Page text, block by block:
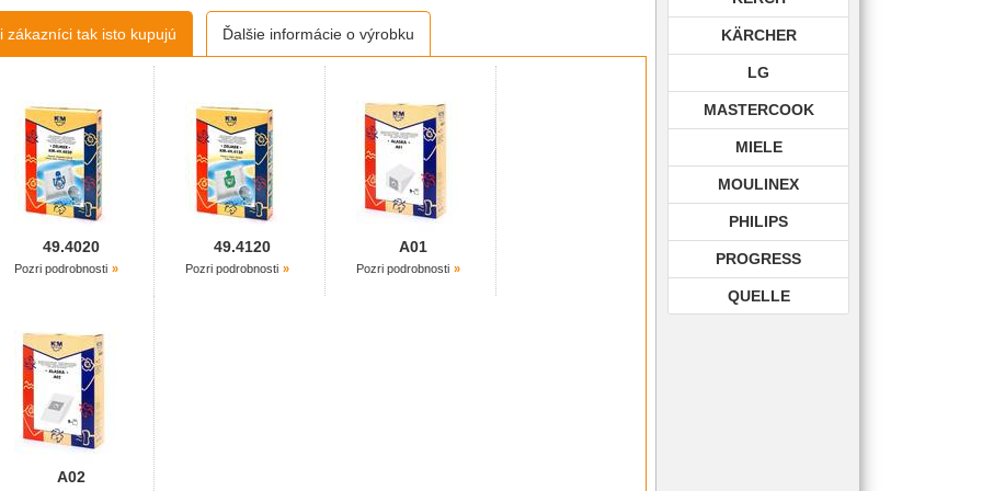
zákazníci tak isto kupujú Ďalšie informácie o výrobku
49.4020
Pozri podrobnosti
49.4120
Pozri podrobnosti
A01
Pozri podrobnosti
A02
KÄRCHER
LG
MASTERCOOK
MIELE
MOULINEX
PHILIPS
PROGRESS
QUELLE